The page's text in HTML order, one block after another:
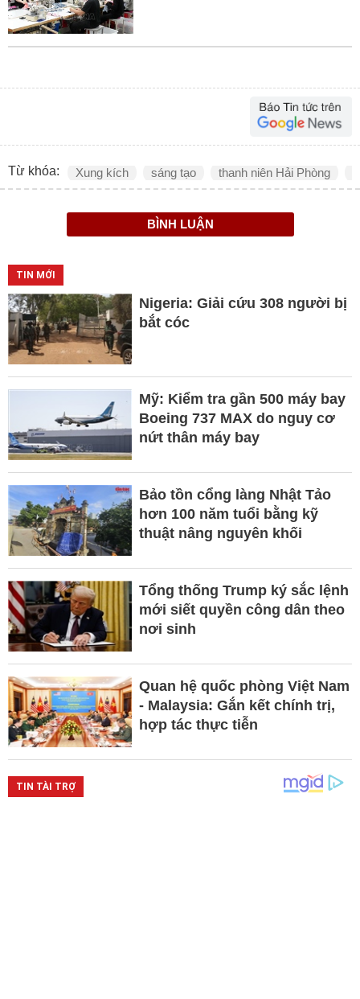
Từ khóa: Xung kích sáng tạo thanh niên Hải Phòng
BÌNH LUẬN
TIN MỚI
Nigeria: Giải cứu 308 người bị
bắt cóc
Mỹ: Kiểm tra gần 500 máy bay
Boeing 737 MAX do nguy cơ
nứt thân máy bay
Bảo tồn cổng làng Nhật Tảo
hơn 100 năm tuổi bằng kỹ
thuật nâng nguyên khối
Tổng thống Trump ký sắc lệnh
mới siết quyền công dân theo
nơi sinh
Quan hệ quốc phòng Việt Nam
- Malaysia: Gắn kết chính trị,
hợp tác thực tiễn